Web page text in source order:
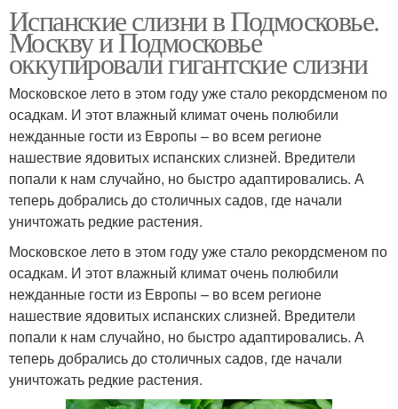
Испанские слизни в Подмосковье.
Москву и Подмосковье
оккупировали гигантские слизни
Московское лето в этом году уже стало рекордсменом по
осадкам. И этот влажный климат очень полюбили
нежданные гости из Европы – во всем регионе
нашествие ядовитых испанских слизней. Вредители
попали к нам случайно, но быстро адаптировались. А
теперь добрались до столичных садов, где начали
уничтожать редкие растения.
Московское лето в этом году уже стало рекордсменом по
осадкам. И этот влажный климат очень полюбили
нежданные гости из Европы – во всем регионе
нашествие ядовитых испанских слизней. Вредители
попали к нам случайно, но быстро адаптировались. А
теперь добрались до столичных садов, где начали
уничтожать редкие растения.